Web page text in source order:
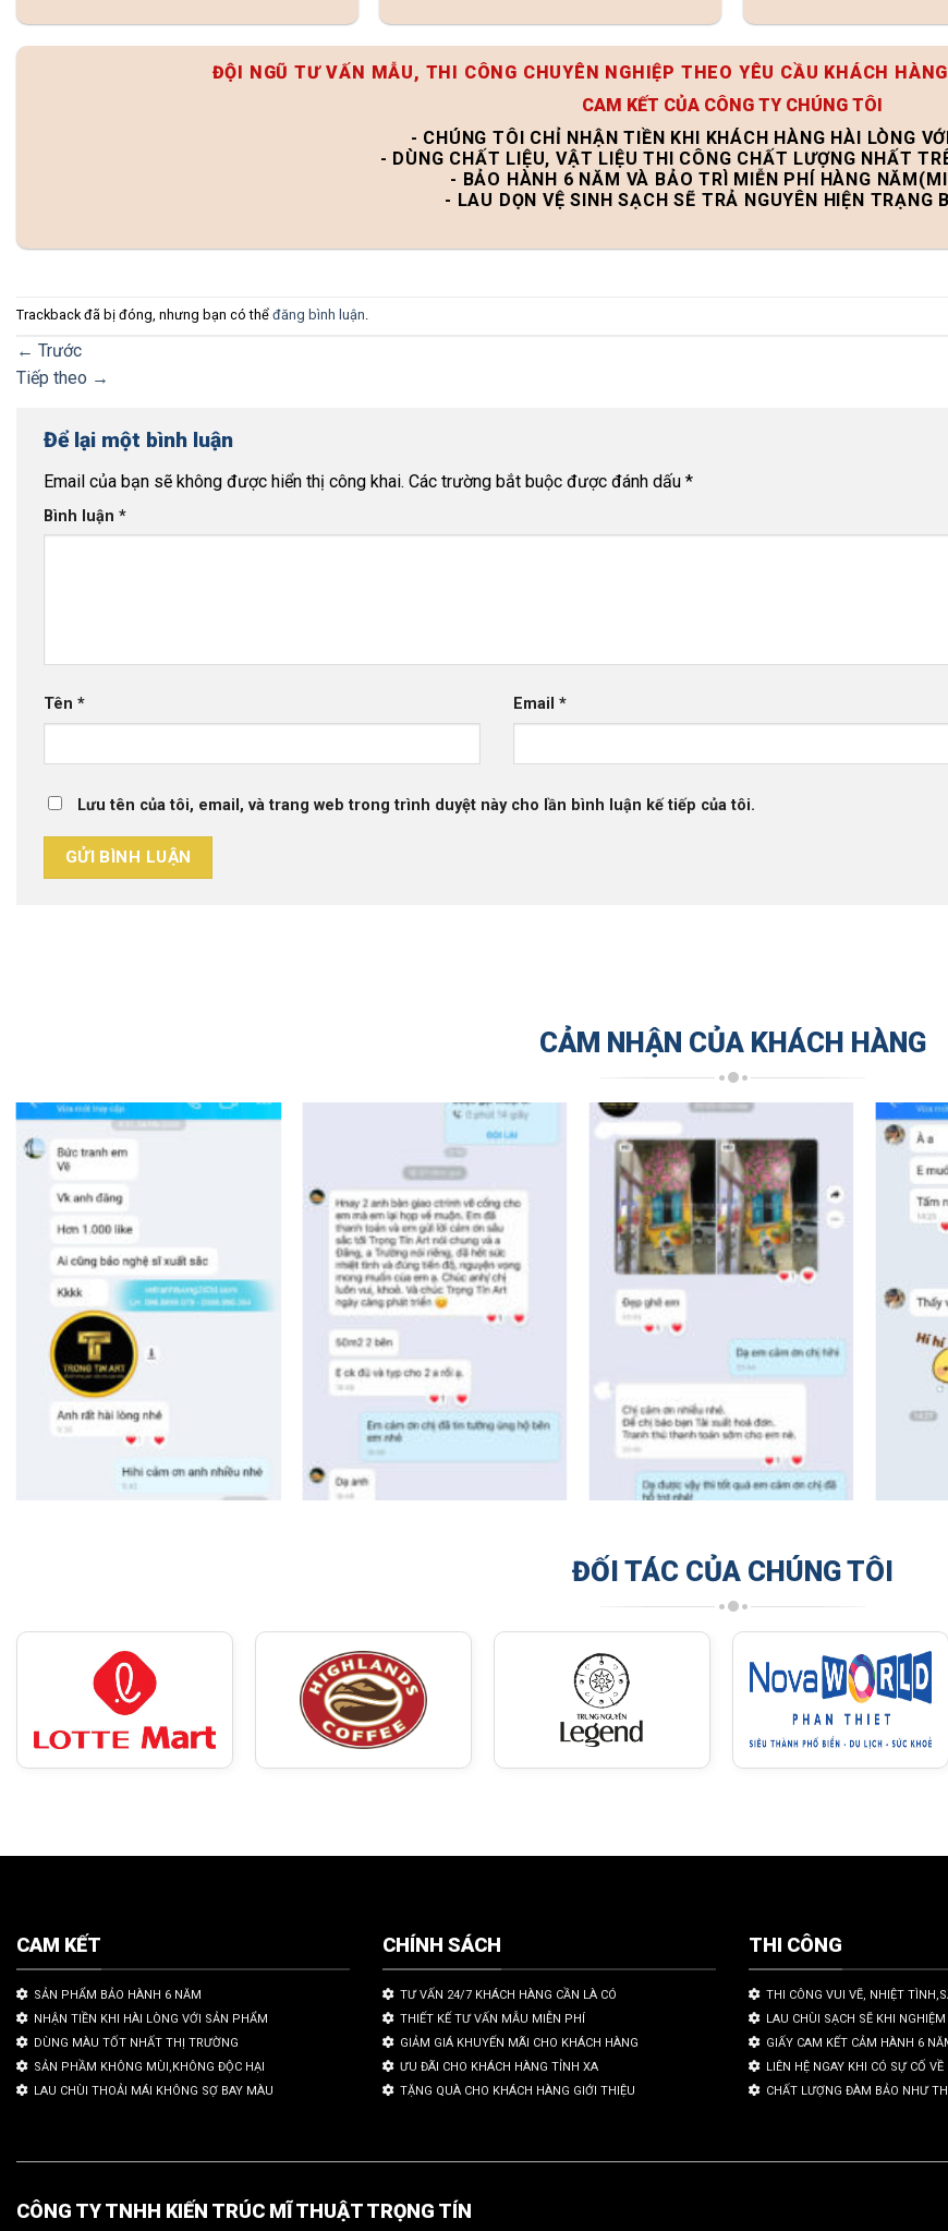
ĐỘI NGŨ TƯ VẤN MẪU, THI CÔNG CHUYÊN NGHIỆP THEO YÊU CẦU KHÁCH
CAM KẾT CỦA CÔNG TY CHÚNG TÔI
- CHÚNG TÔI CHỈ NHẬN TIỀN KHI KHÁCH HÀNG HÀI LÒNG
- DÙNG CHẤT LIỆU, VẬT LIỆU THI CÔNG CHẤT LƯỢNG NHẤT
- BẢO HÀNH 6 NĂM VÀ BẢO TRÌ MIỄN PHÍ HÀNG
- LAU DỌN VỆ SINH SẠCH SẼ TRẢ NGUYÊN HIỆN TRẠNG
Trackback đã bị đóng, nhưng bạn có thể đăng bình luận.
← Trước
Tiếp theo →
Để lại một bình luận
Email của bạn sẽ không được hiển thị công khai. Các trường bắt buộc được đánh dấu *
Bình luận *
Tên * Email*
Lưu tên của tôi, email, và trang web trong trình duyệt này cho lần bình luận kế tiếp của tôi.
CẢM NHẬN CỦA KHÁCH HÀNG
ĐỐI TÁC CỦA CHÚNG TÔI
CAM KẾT
SẢN PHẨM BẢO HÀNH 6 NĂM
NHẬN TIỀN KHI HÀI LÒNG VỚI SẢN PHẨM
DÙNG MÀU TỐT NHẤT THỊ TRƯỜNG
SẢN PHẦM KHÔNG MÙI,KHÔNG ĐỘC HẠI
LAU CHÙI THOẢI MÁI KHÔNG SỢ BAY MÀU
CHÍNH SÁCH
TƯ VẤN 24/7 KHÁCH HÀNG CẦN LÀ CÓ
THIẾT KẾ TƯ VẤN MẪU MIỄN PHÍ
GIẢM GIÁ KHUYẾN MÃI CHO KHÁCH HÀNG
ƯU ĐÃI CHO KHÁCH HÀNG TỈNH XA
TẶNG QUÀ CHO KHÁCH HÀNG GIỚI THIỆU
THI CÔNG
THI CÔNG VUI VẼ, NHIỆT
LAU CHÙI SẠCH SẼ KHI
GIẤY CAM KẾT CẢM HÀNH 6
LIÊN HỆ NGAY KHI CÓ SỰ CỐ
CHẤT LƯỢNG ĐÀM BẢO NHƯ
CÔNG TY TNHH KIẾN TRÚC MĨ THUẬT TRỌNG TÍN